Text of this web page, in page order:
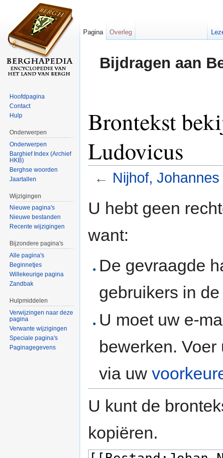
Bijdragen aan
Brontekst
Ludovicus
← Nijhof,
U hebt geen
want:
De gevraagde
gebruikers in
U moet uw e-
bewerken.
via uw
U kunt de
kopiëren.
Pagina Overleg
Hoofdpagina
Contact
Hulp
Onderwerpen
Onderwerpen
Barghief Index (Archief
HKB)
Berghse woorden
Jaartallen
Wijzigingen
Nieuwe pagina's
Nieuwe bestanden
Recente wijzigingen
Bijzondere pagina's
Alle pagina's
Beginnetjes
Willekeurige pagina
Zandbak
Hulpmiddelen
Verwijzingen naar deze
pagina
Verwante wijzigingen
Speciale pagina's
Paginagegevens